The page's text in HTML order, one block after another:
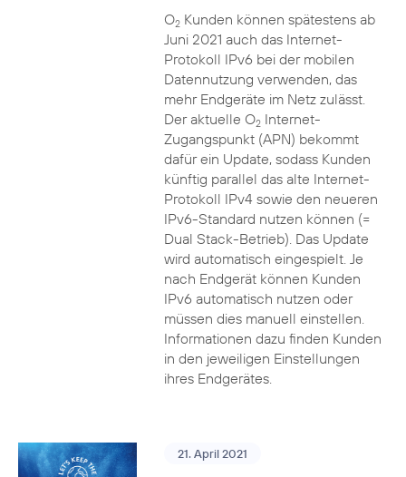
O2Kunden können spätestens ab
Juni 2021 auch das Internet-
Protokoll IPv6 bei der mobilen
Datennutzung verwenden, das
mehr Endgeräte im Netz zulässt.
Der aktuelle O2Internet-
Zugangspunkt (APN) bekommt
dafür ein Update, sodass Kunden
künftig parallel das alte Internet-
Protokoll IPv4 sowie den neueren
IPv6-Standard nutzen können (=
Dual Stack-Betrieb). Das Update
wird automatisch eingespielt. Je
nach Endgerät können Kunden
IPv6 automatisch nutzen oder
müssen dies manuell einstellen.
Informationen dazu finden Kunden
in den jeweiligen Einstellungen
ihres Endgerätes.
21. April 2021